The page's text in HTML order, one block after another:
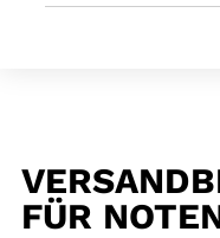
FÜR